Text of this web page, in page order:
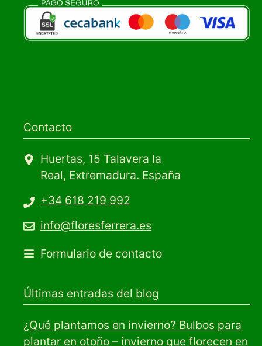
Contacto
Huertas, 15 Talavera la
Real, Extremadura. España
+34 618 219 992
info@floresferrera.es
Formulario de contacto
Últimas entradas del blog
¿Qué plantamos en invierno? Bulbos para
plantar en otoño – invierno que florecen en